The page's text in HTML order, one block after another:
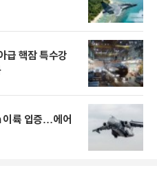
급 핵잠 특수강
륙 입증…에어